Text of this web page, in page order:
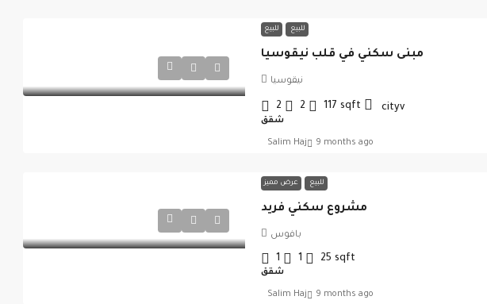
للبيع للبيع
مبنى سكني في قلب نيقوسيا
نيقوسيا
2 2 117 sqft cityv
شقق
Salim Haj 9 months ago
للبيع عرض مميز
مشروع سكني فريد
بافوس
1 1 25 sqft
شقق
Salim Haj 9 months ago